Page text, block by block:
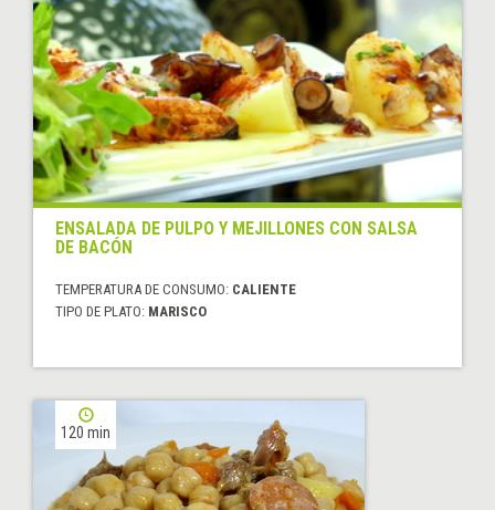
ENSALADA DE PULPO Y MEJILLONES CON SALSA
DE BACÓN
TEMPERATURA DE CONSUMO: CALIENTE
TIPO DE PLATO: MARISCO
120 min